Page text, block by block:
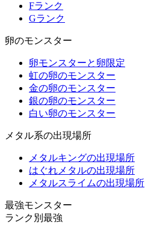
Fランク
Gランク
卵のモンスター
卵モンスターと卵限定
虹の卵のモンスター
金の卵のモンスター
銀の卵のモンスター
白い卵のモンスター
メタル系の出現場所
メタルキングの出現場所
はぐれメタルの出現場所
メタルスライムの出現場所
最強モンスター
ランク別最強